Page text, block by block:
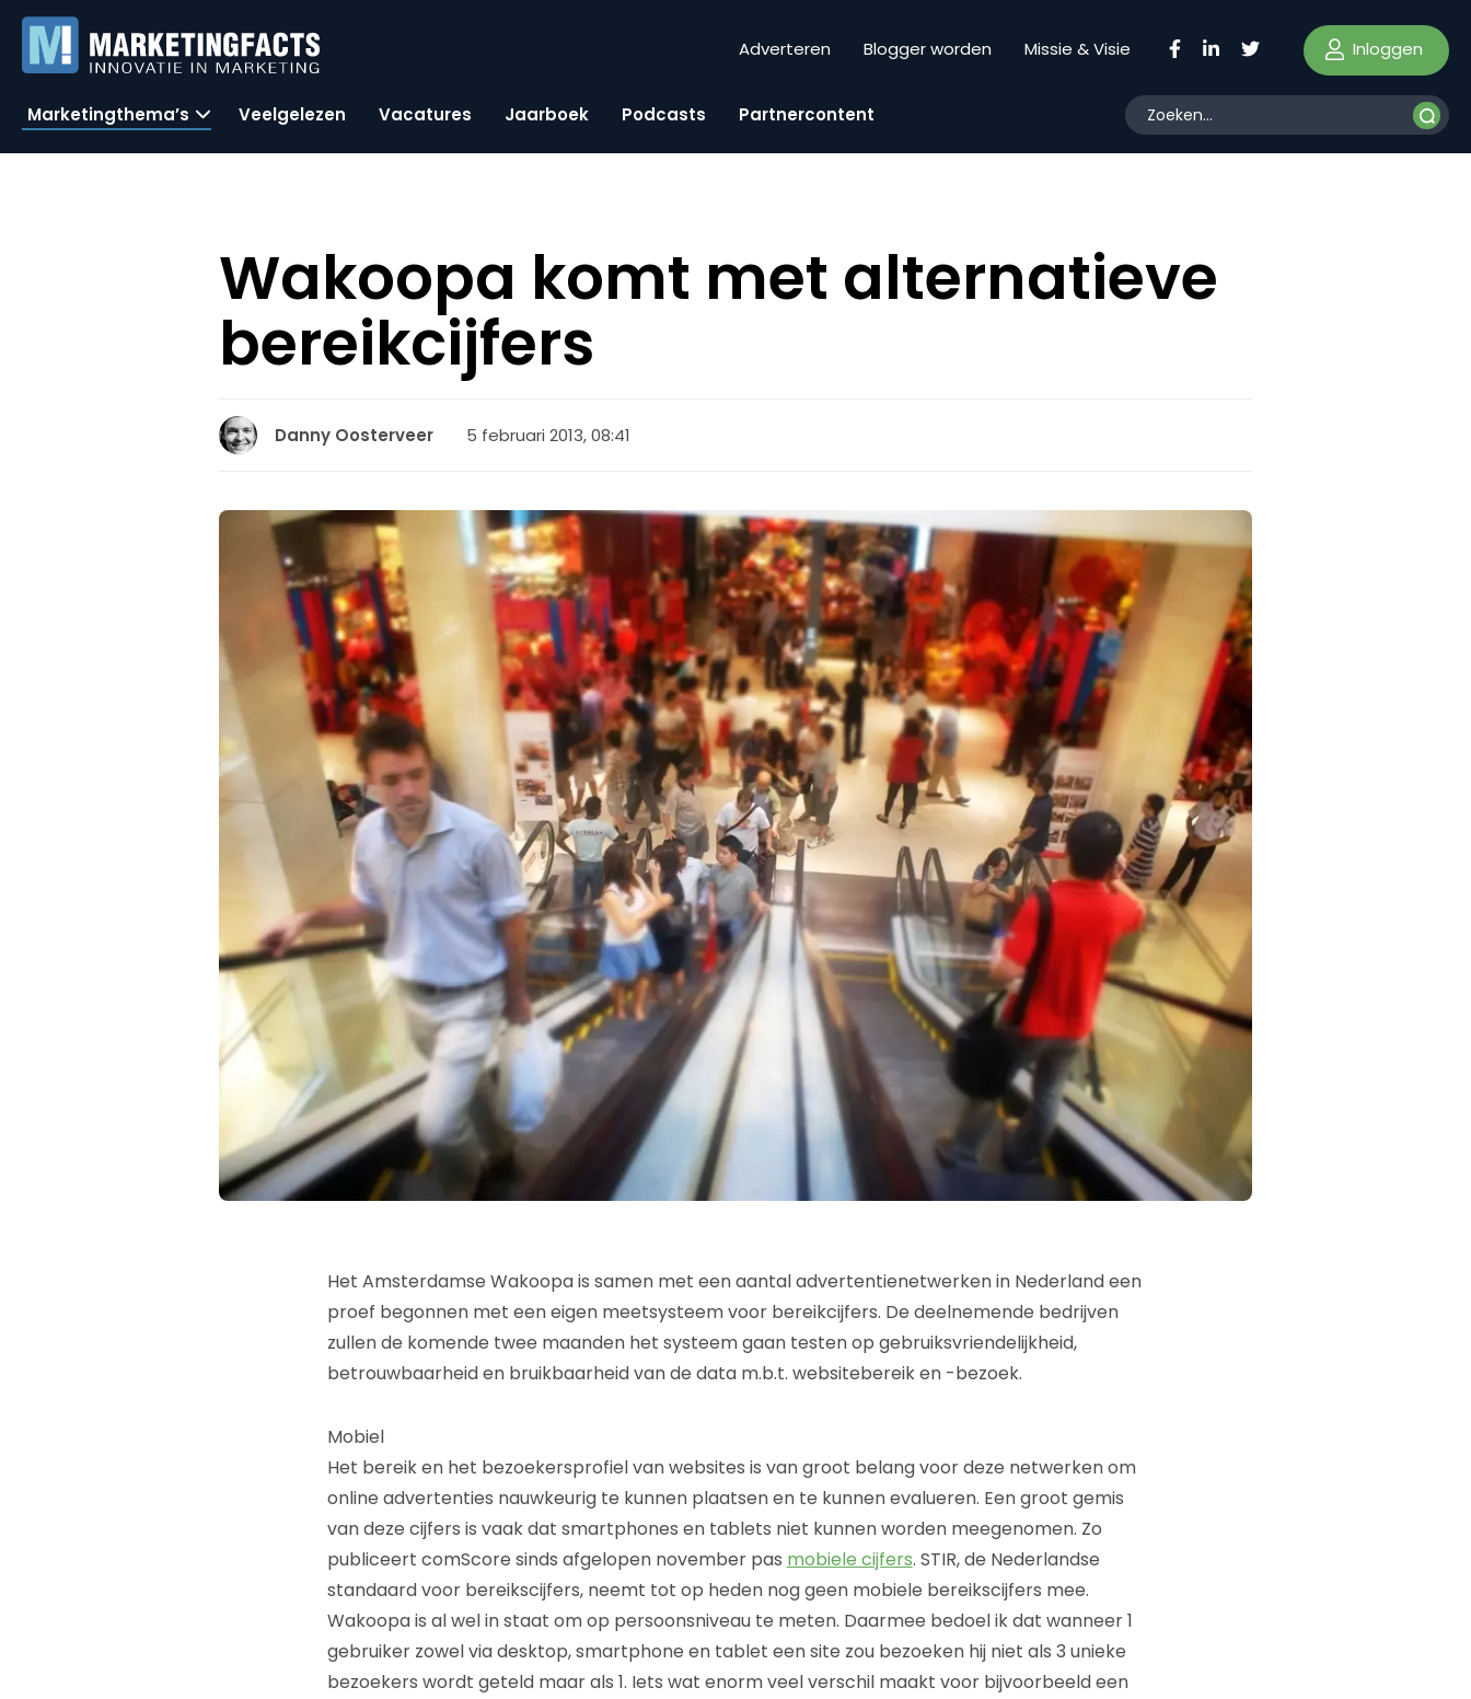
Adverteren Blogger worden Missie & Visie Inloggen
Marketingthema’s Veelgelezen Vacatures Jaarboek Podcasts Partnercontent
Wakoopa komt met alternatieve
bereikcijfers
Danny Oosterveer 5 februari 2013, 08:41
Het Amsterdamse Wakoopa is samen met een aantal advertentienetwerken in Nederland een
proef begonnen met een eigen meetsysteem voor bereikcijfers. De deelnemende bedrijven
zullen de komende twee maanden het systeem gaan testen op gebruiksvriendelijkheid,
betrouwbaarheid en bruikbaarheid van de data m.b.t. websitebereik en -bezoek.
Mobiel
Het bereik en het bezoekersprofiel van websites is van groot belang voor deze netwerken om
online advertenties nauwkeurig te kunnen plaatsen en te kunnen evalueren. Een groot gemis
van deze cijfers is vaak dat smartphones en tablets niet kunnen worden meegenomen. Zo
publiceert comScore sinds afgelopen november pas mobiele cijfers. STIR, de Nederlandse
standaard voor bereikscijfers, neemt tot op heden nog geen mobiele bereikscijfers mee.
Wakoopa is al wel in staat om op persoonsniveau te meten. Daarmee bedoel ik dat wanneer 1
gebruiker zowel via desktop, smartphone en tablet een site zou bezoeken hij niet als 3 unieke
bezoekers wordt geteld maar als 1. Iets wat enorm veel verschil maakt voor bijvoorbeeld een